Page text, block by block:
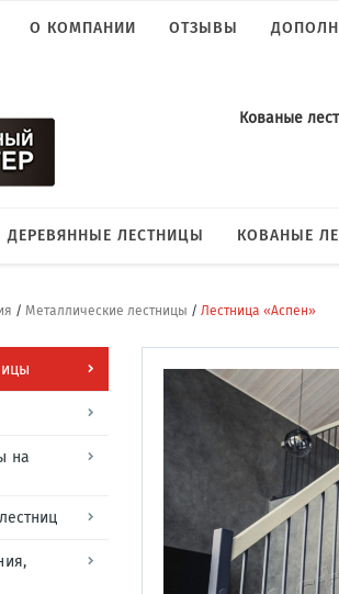
О КОМПАНИИ ОТЗЫВЫ
Кованые
ДЕРЕВЯННЫЕ ЛЕСТНИЦЫ КОВАНЫЕ
/ Металлические лестницы / Лестница «Аспен»
на